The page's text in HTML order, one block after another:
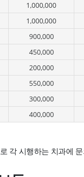
1,000,000
1,000,000
900,000
450,000
200,000
550,000
300,000
400,000
각 시행하는 치과에